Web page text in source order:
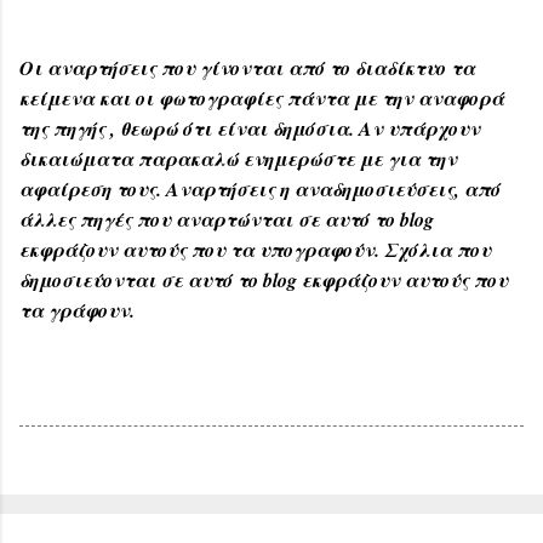
Οι αναρτήσεις που γίνονται από το διαδίκτυο τα
κείμενα και οι φωτογραφίες πάντα με την αναφορά
της πηγής , θεωρώ ότι είναι δημόσια. Αν υπάρχουν
δικαιώματα παρακαλώ ενημερώστε με για την
αφαίρεση τους. Αναρτήσεις η αναδημοσιεύσεις, από
άλλες πηγές που αναρτώνται σε αυτό το blog
εκφράζουν αυτούς που τα υπογραφούν. Σχόλια που
δημοσιεύονται σε αυτό το blog εκφράζουν αυτούς που
τα γράφουν.